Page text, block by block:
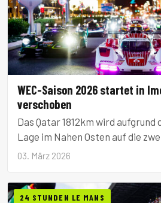
WEC-Saison 2026 startet in
verschoben
Das Qatar 1812km wird
Lage im Nahen Osten auf die
verlegt. Die Langstrecken-WM
03. März 2026
24 STUNDEN LE MANS